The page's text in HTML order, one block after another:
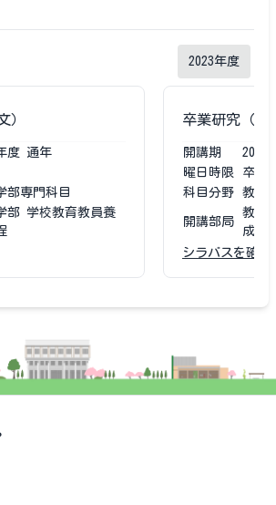
）
度 通年
部専門科目
部 学校教育教員養
2023年度
卒業研究（論
開講期 2023
曜日時限
卒研
科目分野
教育
開講部局
教育
成課
シラバスを確認